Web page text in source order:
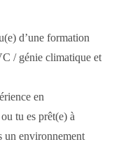
d’une formation
/ génie climatique et
en
tu es prêt(e) à
un environnement